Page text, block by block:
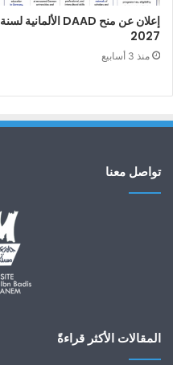
إعلان عن منح DAAD الألمانية لسنة
2027
منذ 3 أسابيع
تواصل معنا
المقالات الأكثر قراءةً